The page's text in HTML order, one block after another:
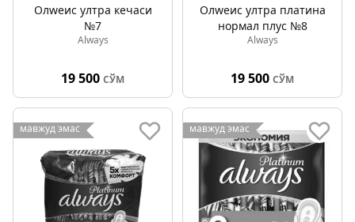
Олwеис ултра кечаси
№7
Always
19 500 СЎМ
Олwеис ултра платина
нормал плус №8
Always
19 500 СЎМ
мавжуд эмас мавжуд эмас